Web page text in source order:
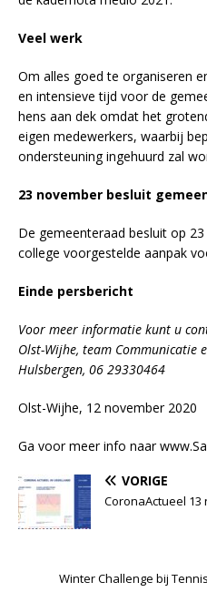
Veel werk
Om alles goed te organiseren
en intensieve tijd voor de
hens aan dek omdat het
eigen medewerkers, waarbij
ondersteuning ingehuurd zal
23 november besluit
De gemeenteraad besluit op
college voorgestelde aanpak
Einde persbericht
Voor meer informatie kunt u
Olst-Wijhe, team Communicatie
Hulsbergen, 06 29330464
Olst-Wijhe, 12 november 2020
Ga voor meer info naar
VORIGE
CoronaActueel 13
Winter Challenge bij